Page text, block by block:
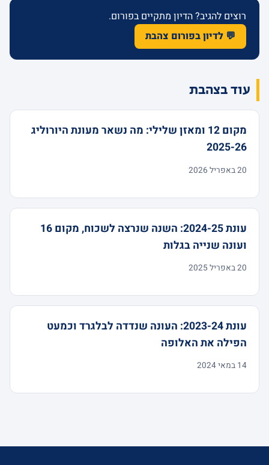
רוצים להגיב? הדיון מתקיים בפורום.
💬 לדיון בפורום צהבת
עוד בצהבת
מקום 12 ומאזן שלילי: מה נשאר מעונת היורוליג
2025-26
20 באפריל 2026
עונת 2024-25: השנה שנרצה לשכוח, מקום 16
ועונה שנייה בגלות
20 באפריל 2025
עונת 2023-24: העונה שנדדה לבלגרד וכמעט
הפילה את האלופה
14 במאי 2024